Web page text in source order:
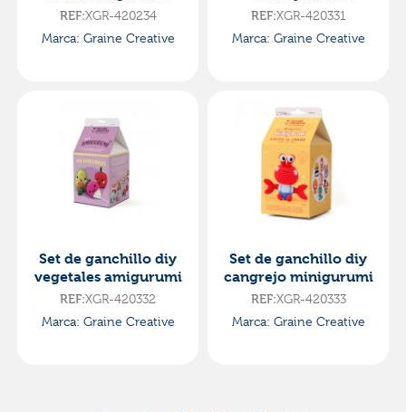
REF:XGR-420234
Marca: Graine Creative
amigurumi
REF:XGR-420331
Marca: Graine Creative
Set de ganchillo diy
vegetales amigurumi
REF:XGR-420332
Marca: Graine Creative
Set de ganchillo diy
cangrejo minigurumi
REF:XGR-420333
Marca: Graine Creative